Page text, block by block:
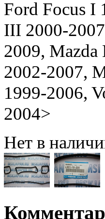
Ford Focus I
III 2000-
2009, Mazda
2002-2007,
1999-2006,
2004>
Нет в